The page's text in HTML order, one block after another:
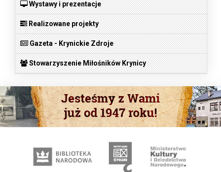
Wystawy i prezentacje
Realizowane projekty
Gazeta - Krynickie Zdroje
Stowarzyszenie Miłośników Krynicy